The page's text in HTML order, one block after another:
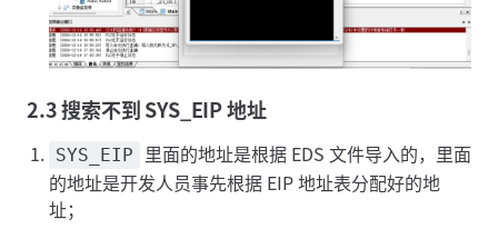
2.3 搜索不到 SYS_EIP 地址
SYS_EIP
里面的地址是根据 EDS 文件导入的，里面
的地址是开发人员事先根据 EIP 地址表分配好的地
址；